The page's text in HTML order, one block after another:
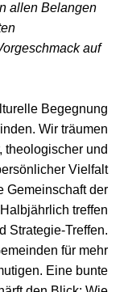
allen Belangen
auf
Begegnung
Wir träumen
theologischer und
Vielfalt.
Gemeinschaft der
treffen
Strategie-Treffen.
für mehr
Eine bunte